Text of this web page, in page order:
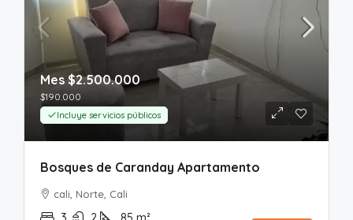
Mes$2.500.000
$190.000
Incluye servicios públicos
Bosques de Caranday Apartamento
cali, Norte, Cali